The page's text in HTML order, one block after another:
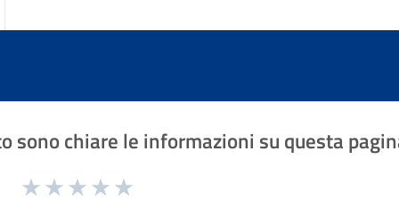
sono chiare le informazioni su questa
1 a 5 stelle la pagina